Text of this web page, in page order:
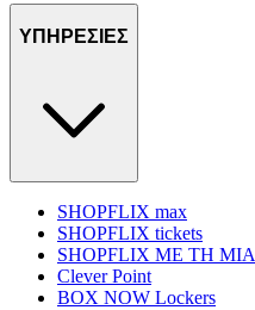
ΥΠΗΡΕΣΙΕΣ
SHOPFLIX max
SHOPFLIX tickets
SHOPFLIX ΜΕ ΤΗ ΜΙΑ
Clever Point
BOX NOW Lockers